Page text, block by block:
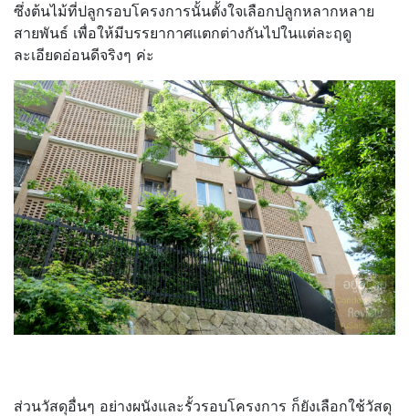
ซึ่งต้นไม้ที่ปลูกรอบโครงการนั้นตั้งใจเลือกปลูกหลากหลาย
สายพันธ์ เพื่อให้มีบรรยากาศแตกต่างกันไปในแต่ละฤดู
ละเอียดอ่อนดีจริงๆ ค่ะ
ส่วนวัสดุอื่นๆ อย่างผนังและรั้วรอบโครงการ ก็ยังเลือกใช้วัสดุ